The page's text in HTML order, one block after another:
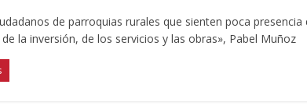
de parroquias rurales que sienten poca
la inversión, de los servicios y las obras», Pabel Muñoz